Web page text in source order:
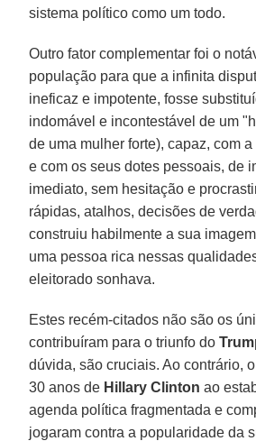
sistema político como um todo.
Outro fator complementar foi o
população para que a infinita
ineficaz e impotente, fosse
indomável e incontestável de um
de uma mulher forte), capaz, com
e com os seus dotes pessoais, de
imediato, sem hesitação e
rápidas, atalhos, decisões de
construiu habilmente a sua
uma pessoa rica nessas
eleitorado sonhava.
Estes recém-citados não são os
contribuíram para o triunfo do
dúvida, são cruciais. Ao contrário,
30 anos de Hillary Clinton ao
agenda política fragmentada e
jogaram contra a popularidade da